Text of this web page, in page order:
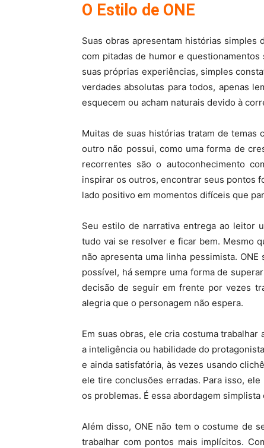
O Estilo de ONE
Suas obras apresentam histórias
com pitadas de humor e
suas próprias experiências, simples
verdades absolutas para todos, apenas
esquecem ou acham naturais devido à
Muitas de suas histórias tratam de temas
outro não possui, como uma forma de
recorrentes são o autoconhecimento
inspirar os outros, encontrar seus pontos
lado positivo em momentos difíceis que
Seu estilo de narrativa entrega ao leitor
tudo vai se resolver e ficar bem. Mesmo
não apresenta uma linha pessimista.
possível, há sempre uma forma de
decisão de seguir em frente por vezes
alegria que o personagem não espera.
Em suas obras, ele cria costuma
a inteligência ou habilidade do
e ainda satisfatória, às vezes usando
ele tire conclusões erradas. Para isso,
os problemas. É essa abordagem
Além disso, ONE não tem o costume de
trabalhar com pontos mais implícitos.